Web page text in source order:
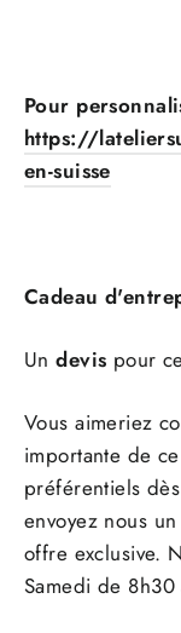
Pour
https://
en-suisse
Cadeau
Undevis pour
Vous aimeriez
importante de
préférentiels
envoyez nous un
offre exclusive.
Samedi de 8h30